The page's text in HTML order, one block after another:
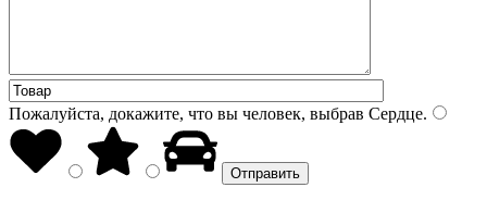
Пожалуйста, докажите, что вы человек, выбрав Сердце.